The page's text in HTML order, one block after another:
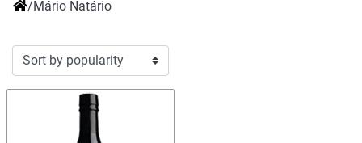
/Mário Natário